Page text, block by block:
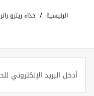
الرئيسية / حذاء ريترو رانر